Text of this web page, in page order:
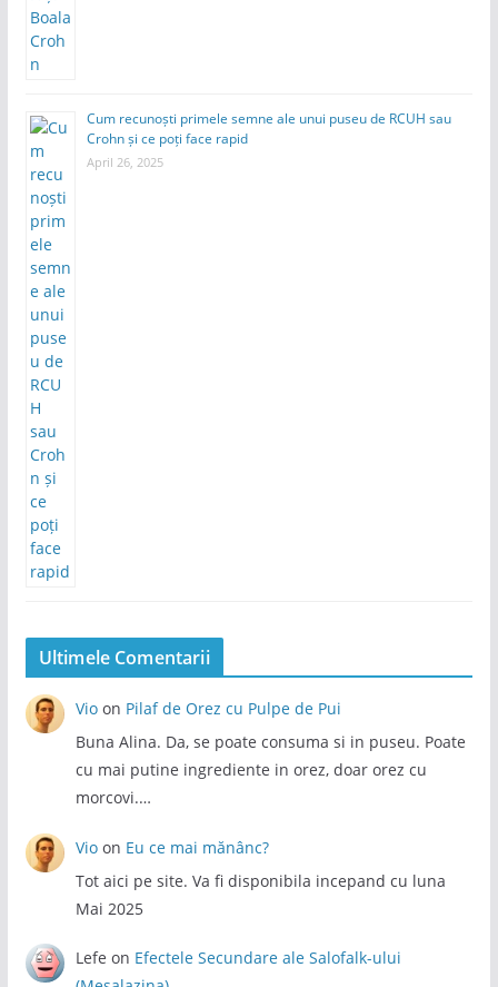
Cum recunoști primele semne ale unui puseu de RCUH sau
Crohn și ce poți face rapid
April 26, 2025
Ultimele Comentarii
Vio on Pilaf de Orez cu Pulpe de Pui
Buna Alina. Da, se poate consuma si in puseu. Poate
cu mai putine ingrediente in orez, doar orez cu
morcovi.…
Vio on Eu ce mai mănânc?
Tot aici pe site. Va fi disponibila incepand cu luna
Mai 2025
Lefe on Efectele Secundare ale Salofalk-ului